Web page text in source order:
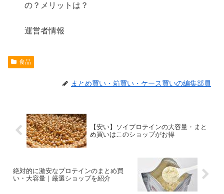
の？メリットは？
運営者情報
食品
まとめ買い・箱買い・ケース買いの編集部員
【安い】ソイプロテインの大容量・まと
め買いはこのショップがお得
絶対的に激安なプロテインのまとめ買
い・大容量｜厳選ショップを紹介